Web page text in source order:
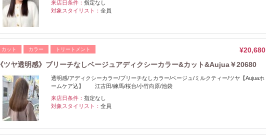
来店日条件： 指定なし
対象スタイリスト： 全員
カット カラー トリートメント
¥20,680
《ツヤ透明感》ブリーチなしベージュアディクシーカラー&カット&Aujua￥20680
透明感/アディクシーカラー/ブリーチなしカラー/ベージュ/ミルクティー/ツヤ【Aujuaホ
ームケア込】 江古田/練馬/桜台/小竹向原/池袋
来店日条件： 指定なし
対象スタイリスト： 全員